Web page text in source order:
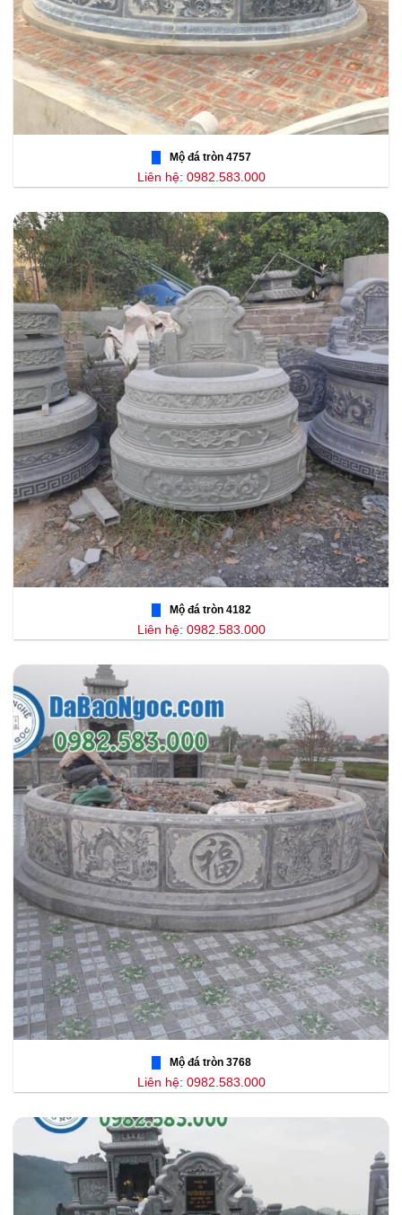
Mộ đá tròn 4757
Liên hệ: 0982.583.000
Mộ đá tròn 4182
Liên hệ: 0982.583.000
Mộ đá tròn 3768
Liên hệ: 0982.583.000